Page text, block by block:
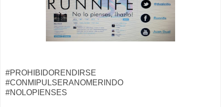
#PROHIBIDORENDIRSE
#CONMIPULSERANOMERINDO
#NOLOPIENSES